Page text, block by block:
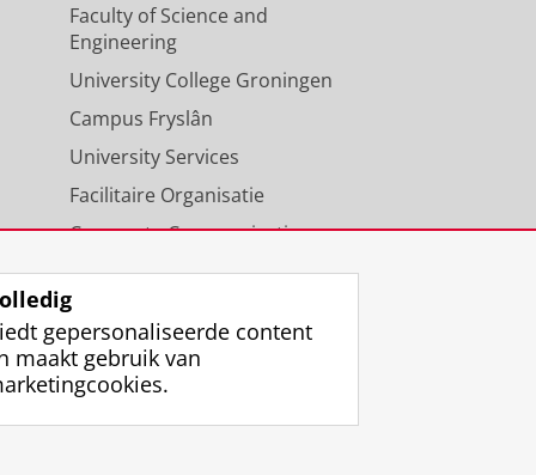
Faculty of Science and
Engineering
University College Groningen
Campus Fryslân
University Services
Facilitaire Organisatie
Corporate Communicatie
Agenda
gepersonaliseerde content
maakt gebruik van